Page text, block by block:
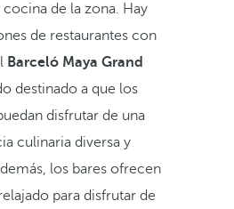
de la zona. Hay
de restaurantes con
Barceló Maya Grand
destinado a que los
disfrutar de una
culinaria diversa y
los bares ofrecen
para disfrutar de